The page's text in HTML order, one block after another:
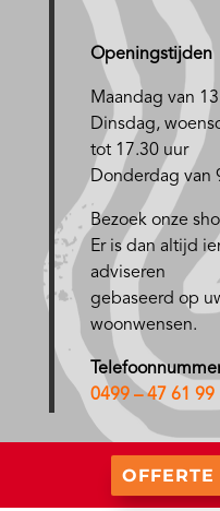
Openingstijden
Maandag van
Dinsdag,
tot 17.30 uur
Donderdag van
Bezoek onze
Er is dan altijd
adviseren
gebaseerd op
woonwensen.
0499 – 47 61 99